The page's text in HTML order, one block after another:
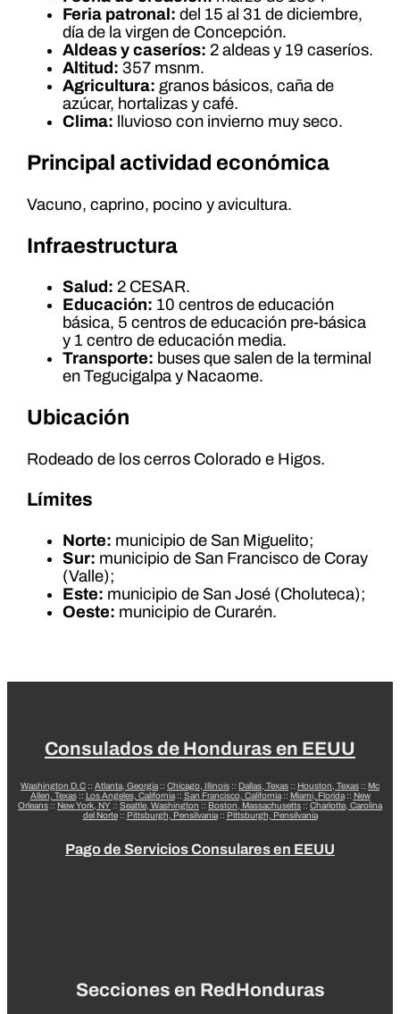
Feria patronal: del 15 al 31 de diciembre,
día de la virgen de Concepción.
Aldeas y caseríos: 2 aldeas y 19 caseríos.
Altitud: 357 msnm.
Agricultura: granos básicos, caña de
azúcar, hortalizas y café.
Clima: lluvioso con invierno muy seco.
Principal actividad económica
Vacuno, caprino, pocino y avicultura.
Infraestructura
Salud: 2 CESAR.
Educación: 10 centros de educación
básica, 5 centros de educación pre-básica
y 1 centro de educación media.
Transporte: buses que salen de la terminal
en Tegucigalpa y Nacaome.
Ubicación
Rodeado de los cerros Colorado e Higos.
Límites
Norte: municipio de San Miguelito;
Sur: municipio de San Francisco de Coray
(Valle);
Este: municipio de San José (Choluteca);
Oeste: municipio de Curarén.
Consulados de Honduras en EEUU
Washington D.C :: Atlanta, Georgia :: Chicago, Illinois :: Dallas, Texas :: Houston, Texas :: Mc
Allen, Texas:: Los Angeles, California:: San Francisco, California:: Miami, Florida:: New
Orleans :: New York, NY :: Seattle, Washington :: Boston, Massachusetts :: Charlotte, Carolina
del Norte:: Pittsburgh, Pensilvania:: Pittsburgh, Pensilvania
Pago de Servicios Consulares en EEUU
Secciones en RedHonduras